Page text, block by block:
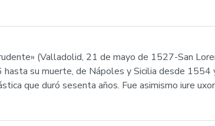
(Valladolid, 21 de mayo de 1527-San
su muerte, de Nápoles y Sicilia desde
que duró sesenta años. Fue asimismo iure